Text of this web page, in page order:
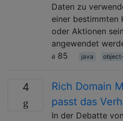
Daten zu
einer bestimmten
oder Aktionen
angewendet
85
java
4
Rich Domain
passt das
In der Debatte